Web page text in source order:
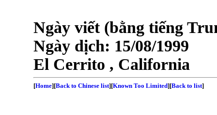
Ngày viết (bằng tiếng
Ngày dịch: 15/08/1999
El Cerrito , California
[Home][Back to Chinese list][Known Too Limited][Back to list]